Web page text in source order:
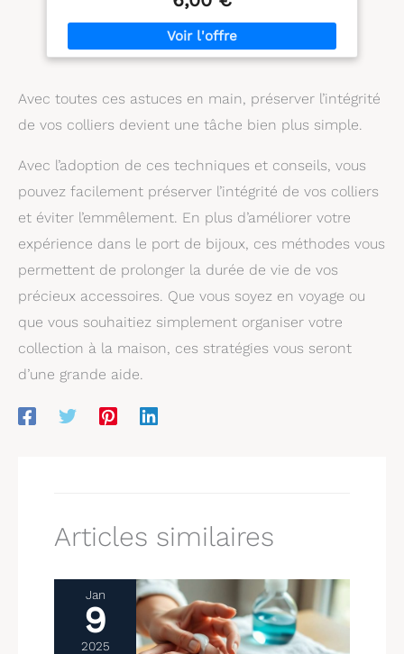
Avec toutes ces astuces en main, préserver l’intégrité
de vos colliers devient une tâche bien plus simple.
Avec l’adoption de ces techniques et conseils, vous
pouvez facilement préserver l’intégrité de vos colliers
et éviter l’emmêlement. En plus d’améliorer votre
expérience dans le port de bijoux, ces méthodes vous
permettent de prolonger la durée de vie de vos
précieux accessoires. Que vous soyez en voyage ou
que vous souhaitiez simplement organiser votre
collection à la maison, ces stratégies vous seront
d’une grande aide.
Articles similaires
Jan
9
2025